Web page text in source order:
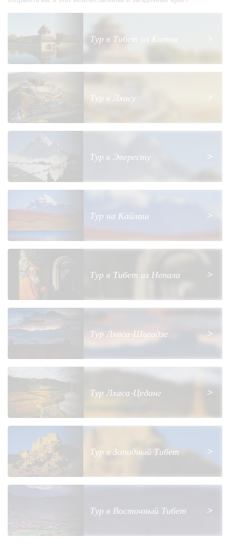
Тур в Тибет из Китая
Тур в Лхасу >
Тур к Эвересту >
Тур на Кайлаш >
Тур в Тибет из Непала >
Тур Лхаса-Шигадзе >
Тур Лхаса-Цеданг >
Тур в Западный Тибет >
Тур в Восточный Тибет >